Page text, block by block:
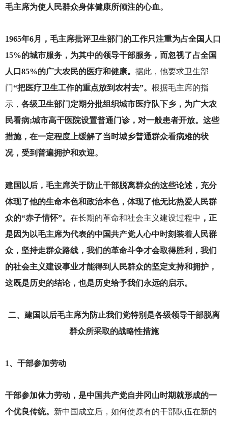
毛主席为使人民群众身体健康所倾注的心血。
1965年6月，毛主席批评卫生部门的工作只注重为占全国人口
15%的城市服务，为其中的领导干部服务，而忽视了占全国
人口85%的广大农民的医疗和健康。 据此，他要求卫生部
门“把医疗卫生工作的重点放到农村去”。 根据毛主席的指
示， 各级卫生部门定期分批组织城市医疗队下乡，为广大农
民看病;城市高干医院设置普通门诊，对一般患者开放。这些
措施，在一定程度上缓解了当时城乡普通群众看病难的状
况，受到普遍拥护和欢迎。
建国以后，毛主席关于防止干部脱离群众的这些论述，充分
体现了他的生命本色和政治本色，体现了他无比热爱人民群
众的“赤子情怀”。 在长期的革命和社会主义建设过程中 ，正
是因为以毛主席为代表的中国共产党人心中时刻装着人民群
众，坚持走群众路线，我们的革命斗争才会取得胜利，我们
的社会主义建设事业才能得到人民群众的坚定支持和拥护，
这既是历史的结论，也是历史给予我们永远的启示。
二、建国以后毛主席为防止我们党特别是各级领导干部脱离
群众所采取的战略性措施
1、干部参加劳动
干部参加体力劳动，是中国共产党自井冈山时期就形成的一
个优良传统。 新中国成立后，如何使原有的干部队伍在新的